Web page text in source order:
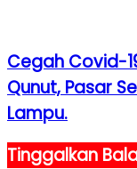
Cegah Covid-
Qunut, Pasar
Lampu.
Tinggalkan